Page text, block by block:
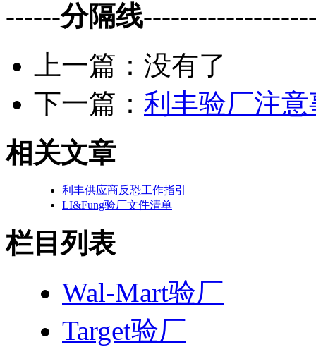
------分隔线
上一篇：没有了
下一篇： 利丰验厂注意
相关文章
利丰供应商反恐工作指引
LI&Fung验厂文件清单
栏目列表
Wal-Mart验厂
Target验厂